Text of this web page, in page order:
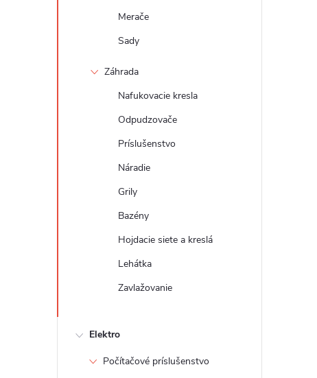
Merače
Sady
Záhrada
Nafukovacie kresla
Odpudzovače
Príslušenstvo
Náradie
Grily
Bazény
Hojdacie siete a kreslá
Lehátka
Zavlažovanie
Elektro
Počítačové príslušenstvo